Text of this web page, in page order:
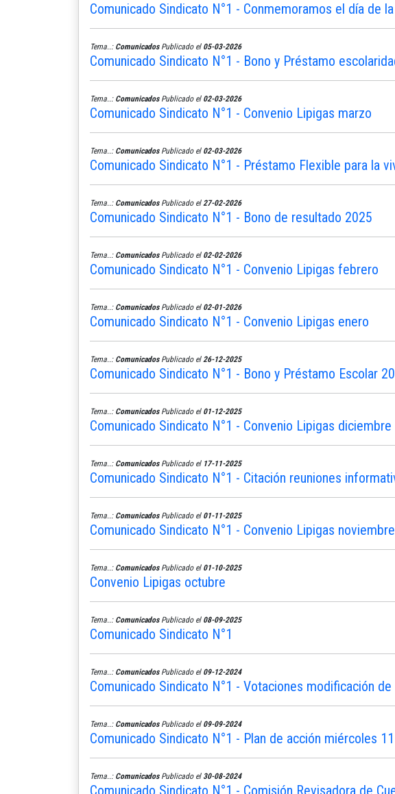
Comunicado Sindicato N°1 - Conmemoramos el día de
Tema..: ComunicadosPublicado el 05-03-2026
Comunicado Sindicato N°1 - Bono y Préstamo
Tema..: ComunicadosPublicado el 02-03-2026
Comunicado Sindicato N°1 - Convenio Lipigas marzo
Tema..: ComunicadosPublicado el 02-03-2026
Comunicado Sindicato N°1 - Préstamo Flexible para la
Tema..: ComunicadosPublicado el27-02-2026
Comunicado Sindicato N°1 - Bono de resultado 2025
Tema..: ComunicadosPublicado el 02-02-2026
Comunicado Sindicato N°1 - Convenio Lipigas febrero
Tema..: ComunicadosPublicado el 02-01-2026
Comunicado Sindicato N°1 - Convenio Lipigas enero
Tema..: ComunicadosPublicado el26-12-2025
Comunicado Sindicato N°1 - Bono y Préstamo Escolar
Tema..: ComunicadosPublicado el 01-12-2025
Comunicado Sindicato N°1 - Convenio Lipigas diciembre
Tema..: ComunicadosPublicado el 17-11-2025
Comunicado Sindicato N°1 - Citación reuniones
Tema..: ComunicadosPublicado el 01-11-2025
Comunicado Sindicato N°1 - Convenio Lipigas noviembre
Tema..: ComunicadosPublicado el 01-10-2025
Convenio Lipigas octubre
Tema..: ComunicadosPublicado el 08-09-2025
Comunicado Sindicato N°1
Tema..: ComunicadosPublicado el 09-12-2024
Comunicado Sindicato N°1 - Votaciones modificación
Tema..: ComunicadosPublicado el 09-09-2024
Comunicado Sindicato N°1 - Plan de acción miércoles
Tema..: ComunicadosPublicado el 30-08-2024
Comunicado Sindicato N°1 - Comisión Revisadora de